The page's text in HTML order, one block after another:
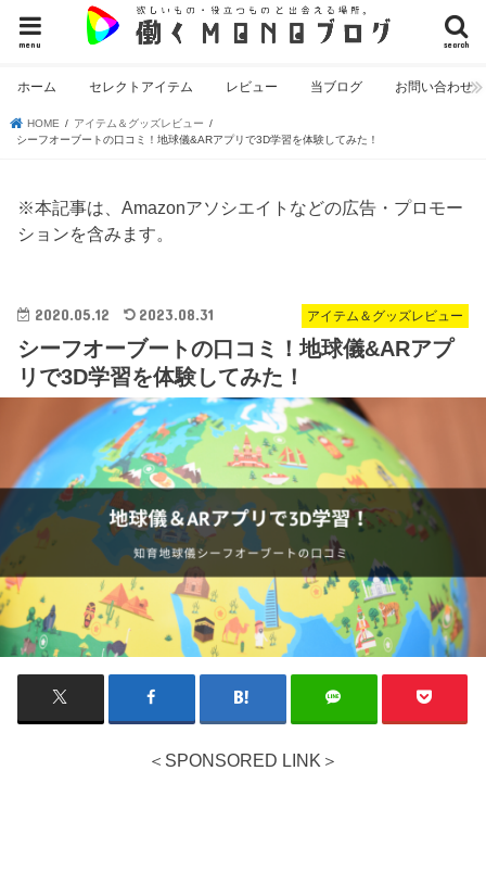
search
menu
ホーム セレクトアイテム レビュー 当ブログ お問い合わせ
HOME
アイテム＆グッズレビュー
シーフオーブートの口コミ！地球儀&ARアプリで3D学習を体験してみた！
※本記事は、Amazonアソシエイトなどの広告・プロモー
ションを含みます。
アイテム＆グッズレビュー
2020.05.12 2023.08.31
シーフオーブートの口コミ！地球儀&ARアプ
リで3D学習を体験してみた！
＜SPONSORED LINK＞